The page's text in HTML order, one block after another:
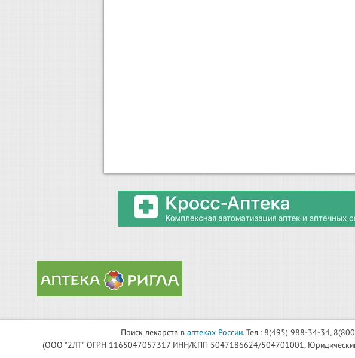
Поиск лекарств в аптеках России. Тел.: 8(495) 988-34-34,
(ООО "2ЛТ" ОГРН 1165047057317 ИНН/КПП 5047186624/504701001, Юридический